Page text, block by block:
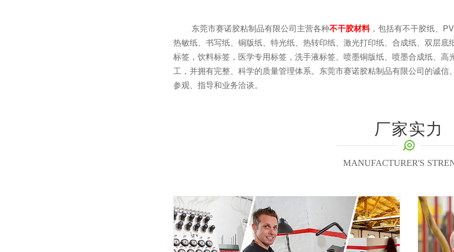
东莞市赛诺胶粘制品有限公司主营各种不干胶材料，包括有不干胶纸、
热敏纸、书写纸、铜版纸、特光纸、热转印纸、激光打印纸、合成纸、双层
标签，饮料标签，医学专用标签，洗手液标签、喷墨铜版纸、喷墨合成纸、
工，并拥有完整、科学的质量管理体系。东莞市赛诺胶粘制品有限公司的诚
参观、指导和业务洽谈。
厂家实力
MANUFACTURER'S